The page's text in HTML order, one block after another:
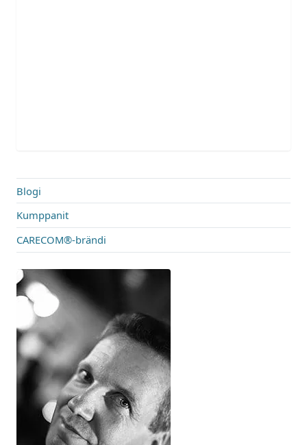
Blogi
Kumppanit
CARECOM®-brändi